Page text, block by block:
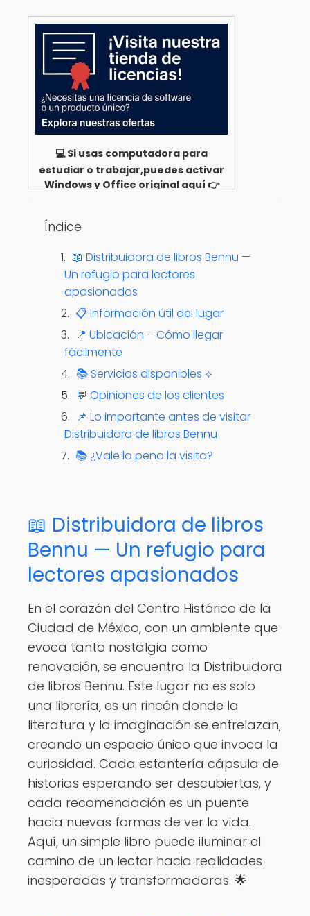
💻 Si usas computadora para
estudiar o trabajar,puedes activar
Windows y Office original aquí 👉
Índice
📖 Distribuidora de libros Bennu —
Un refugio para lectores
apasionados
📋 Información útil del lugar
📍 Ubicación – Cómo llegar
fácilmente
📚 Servicios disponibles ⟡
💬 Opiniones de los clientes
📌 Lo importante antes de visitar
Distribuidora de libros Bennu
📚 ¿Vale la pena la visita?
📖 Distribuidora de libros
Bennu — Un refugio para
lectores apasionados
En el corazón del Centro Histórico de la
Ciudad de México, con un ambiente que
evoca tanto nostalgia como
renovación, se encuentra la Distribuidora
de libros Bennu. Este lugar no es solo
una librería, es un rincón donde la
literatura y la imaginación se entrelazan,
creando un espacio único que invoca la
curiosidad. Cada estantería cápsula de
historias esperando ser descubiertas, y
cada recomendación es un puente
hacia nuevas formas de ver la vida.
Aquí, un simple libro puede iluminar el
camino de un lector hacia realidades
inesperadas y transformadoras. 🌟